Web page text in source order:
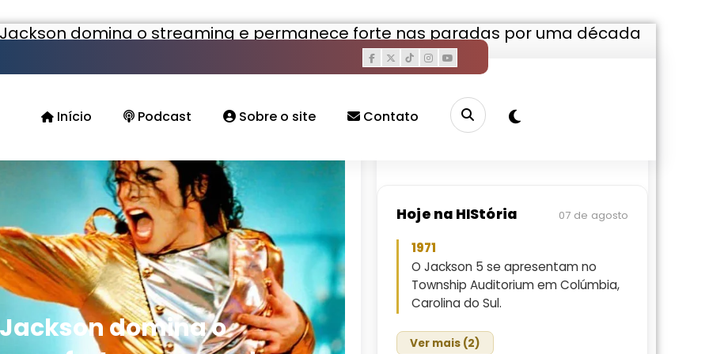
Início
Podcast Sobre o site Contato
Jackson domina o streaming e permanece forte nas paradas por uma década
Jackson domina o
Hoje na HIStória 07 de agosto
1971
O Jackson 5 se apresentam no
Township Auditorium em Colúmbia,
Carolina do Sul.
Ver mais (2)